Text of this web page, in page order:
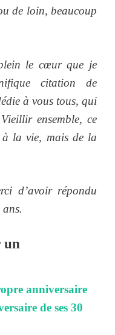
de loin, beaucoup
le cœur que je
citation de
à vous tous, qui
ensemble, ce
à la vie, mais de la
d’avoir répondu
un
anniversaire
de ses 30